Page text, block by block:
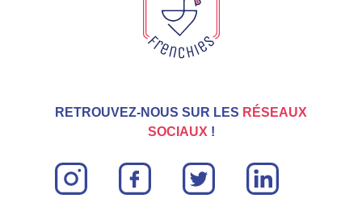
RETROUVEZ-NOUS SUR LES RÉSEAUX
SOCIAUX !
instagram facebook twitter linkin